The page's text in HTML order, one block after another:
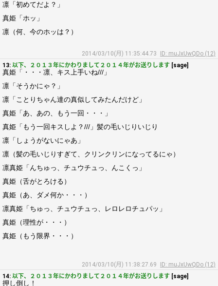
凛「初めてだよ？」
真姫「ホッ」
凛（何、今のホッは？）
2014/03/10(月) 11:35:44.73
ID: muJxUwQDo (12)
13: 以下、２０１３年にかわりまして２０１４年がお送りします [sage]
真姫「・・・凛、キス上手いね///」
凛「そうかにゃ？」
凛「ことりちゃん達の真似してみたんだけど」
真姫「あ、あの、もう一回・・・」
真姫「もう一回キスしよ？///」髪の毛いじりいじり
凛「しょうがないにゃあ」
凛（髪の毛いじりすぎて、クリンクリンになってるにゃ）
凛真姫「んちゅっ、チュウチュっ、んこくっ」
真姫（舌がとろける）
真姫（あ、ダメ何か・・・）
凛真姫「ちゅっ、チュウチュっ、レロレロチュパッ」
真姫（理性が・・・）
真姫（もう限界・・・）
2014/03/10(月) 11:38:27.69
ID: muJxUwQDo (12)
14: 以下、２０１３年にかわりまして２０１４年がお送りします [sage]
押し倒し！